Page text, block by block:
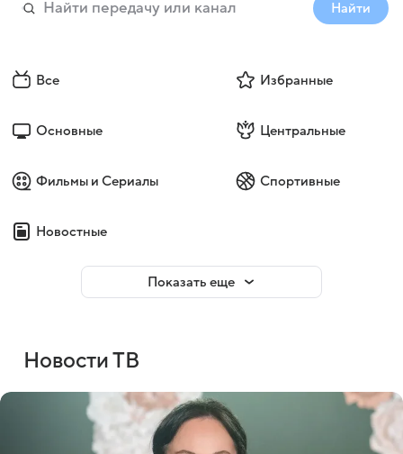
Найти
Все Избранные
Основные Центральные
Фильмы и Сериалы Спортивные
Новостные
Показать еще
Новости ТВ